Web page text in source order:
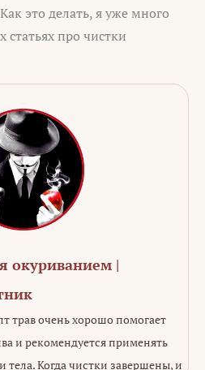
это делать, я уже много
статьях про чистки
окуриванием |
трав очень хорошо помогает
и рекомендуется применять
Когда чистки завершены, и